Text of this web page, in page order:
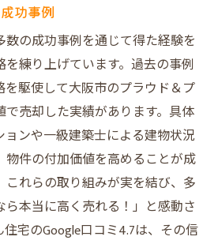
別化を図るポイント
掴む付加価値の創造
き上げるためのアイデア
上させる付加価値の提供
イメージさせるための工夫
理由！だんらん住宅の信頼と
由：顧客の声から見る
功事例
の成功事例を通じて得た経験を
練り上げています。過去の事例
駆使して大阪市のプラウド＆プ
で売却した実績があります。具体
ンや一級建築士による建物状況
件の付加価値を高めることが成
れらの取り組みが実を結び、多
ら本当に高く売れる！」と感動さ
宅のGoogle口コミ4.7は、その信